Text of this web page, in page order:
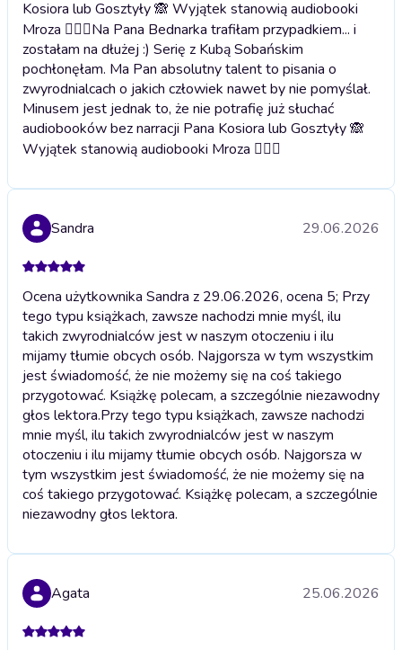
Kosiora lub Gosztyły 🙈 Wyjątek stanowią audiobooki
Mroza 🤦🏼‍♀️Na Pana Bednarka trafiłam przypadkiem... i
zostałam na dłużej :) Serię z Kubą Sobańskim
pochłonęłam. Ma Pan absolutny talent to pisania o
zwyrodnialcach o jakich człowiek nawet by nie pomyślał.
Minusem jest jednak to, że nie potrafię już słuchać
audiobooków bez narracji Pana Kosiora lub Gosztyły 🙈
Wyjątek stanowią audiobooki Mroza 🤦🏼‍♀️
Sandra 29.06.2026
Ocena użytkownika Sandra z 29.06.2026, ocena 5; Przy
tego typu książkach, zawsze nachodzi mnie myśl, ilu
takich zwyrodnialców jest w naszym otoczeniu i ilu
mijamy tłumie obcych osób. Najgorsza w tym wszystkim
jest świadomość, że nie możemy się na coś takiego
przygotować. Książkę polecam, a szczególnie niezawodny
głos lektora.Przy tego typu książkach, zawsze nachodzi
mnie myśl, ilu takich zwyrodnialców jest w naszym
otoczeniu i ilu mijamy tłumie obcych osób. Najgorsza w
tym wszystkim jest świadomość, że nie możemy się na
coś takiego przygotować. Książkę polecam, a szczególnie
niezawodny głos lektora.
Agata 25.06.2026